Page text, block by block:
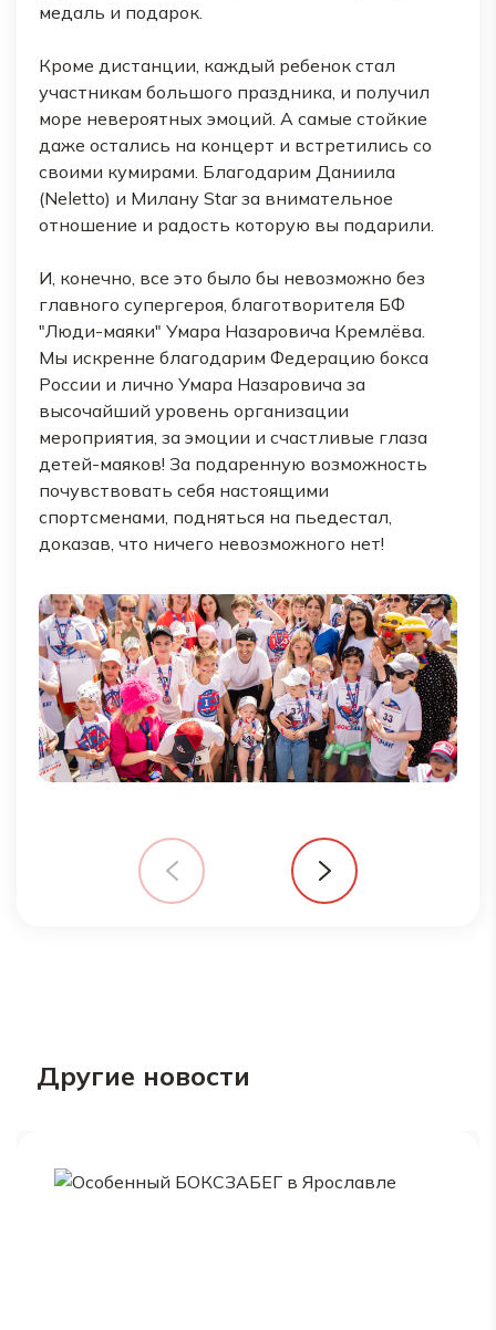
медаль и подарок.
Кроме дистанции, каждый ребенок стал
участникам большого праздника, и получил
море невероятных эмоций. А самые стойкие
даже остались на концерт и встретились со
своими кумирами. Благодарим Даниила
(Neletto) и Милану Star за внимательное
отношение и радость которую вы подарили.
И, конечно, все это было бы невозможно без
главного супергероя, благотворителя БФ
"Люди-маяки" Умара Назаровича Кремлёва.
Мы искренне благодарим Федерацию бокса
России и лично Умара Назаровича за
высочайший уровень организации
мероприятия, за эмоции и счастливые глаза
детей-маяков! За подаренную возможность
почувствовать себя настоящими
спортсменами, подняться на пьедестал,
доказав, что ничего невозможного нет!
Другие новости